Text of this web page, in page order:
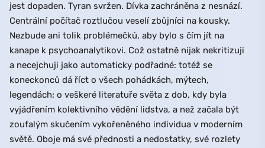
jest dopaden. Tyran svržen. Dívka zachráněna z nesnází.
Centrální počítač roztlučou veselí zbůjníci na kousky.
Nezbude ani tolik problémečků, aby bylo s čím jít na
kanape k psychoanalytikovi. Což ostatně nijak nekritizuji
a necejchuji jako automaticky podřadné: totéž se
koneckonců dá říct o všech pohádkách, mýtech,
legendách; o veškeré literatuře světa z dob, kdy byla
vyjádřením kolektivního vědění lidstva, a než začala být
zoufalým skučením vykořeněného individua v moderním
světě. Oboje má své přednosti a nedostatky, své rozlety